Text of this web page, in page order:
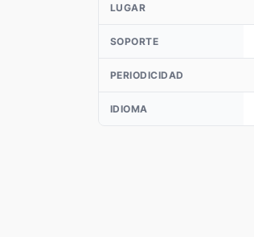
LUGAR
SOPORTE
PERIODICIDAD
IDIOMA